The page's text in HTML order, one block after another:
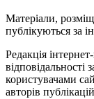
Матеріали,
публікуються за
Редакція
відповідальності
користувачами
авторів